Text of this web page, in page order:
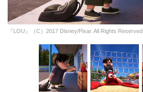
『LOU』（C）2017 Disney/Pixar. All Rights Reserved.